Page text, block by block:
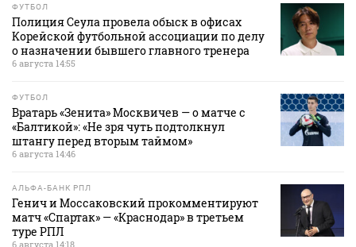
ФУТБОЛ
Полиция Сеула провела обыск в офисах
Корейской футбольной ассоциации по делу
о назначении бывшего главного тренера
6 августа 14:55
ФУТБОЛ
Вратарь «Зенита» Москвичев — о матче с
«Балтикой»: «Не зря чуть подтолкнул
штангу перед вторым таймом»
6 августа 14:46
АЛЬФА-БАНК РПЛ
Генич и Моссаковский прокомментируют
матч «Спартак» — «Краснодар» в третьем
туре РПЛ
6 августа 14:18